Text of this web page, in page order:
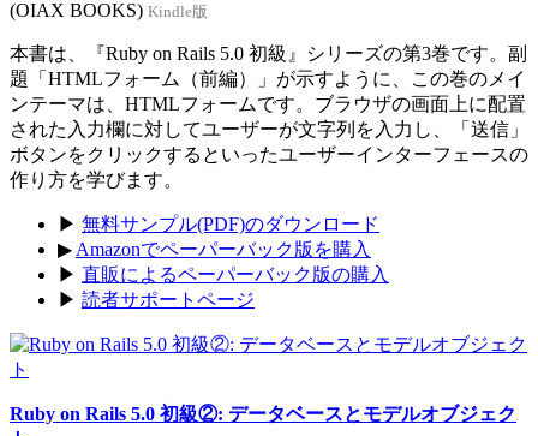
(OIAX BOOKS) Kindle版
本書は、『Ruby on Rails 5.0 初級』シリーズの第3巻です。副
題「HTMLフォーム（前編）」が示すように、この巻のメイ
ンテーマは、HTMLフォームです。ブラウザの画面上に配置
された入力欄に対してユーザーが文字列を入力し、「送信」
ボタンをクリックするといったユーザーインターフェースの
作り方を学びます。
▶ 無料サンプル(PDF)のダウンロード
▶ Amazonでペーパーバック版を購入
▶ 直販によるペーパーバック版の購入
▶ 読者サポートページ
Ruby on Rails 5.0 初級②: データベースとモデルオブジェク